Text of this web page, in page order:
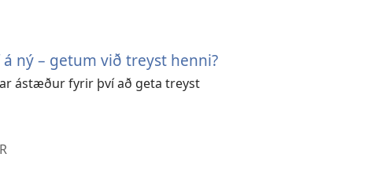
ný – getum við treyst henni?
ástæður fyrir því að geta treyst